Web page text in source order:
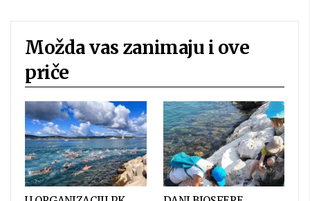
Možda vas zanimaju i ove
priče